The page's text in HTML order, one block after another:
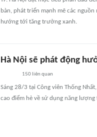
bàn, phát triển mạnh mẽ các
hướng tới tăng trưởng xanh.
Hà Nội sẽ phát động
150liên quan
Sáng 28/3 tại Công viên Thống
cao điểm hè về sử dụng năng